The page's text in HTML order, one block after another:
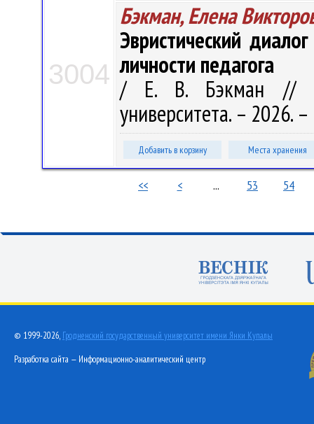
3004
Бэкман, Елена
Эвристический
личности педагога
/ Е. В. Бэкман //
университета. – 2026.
Добавить в корзину Места хранения
<< < ... 53 54
© 1999-2026, Гродненский государственный университет имени Янки Купалы
Разработка сайта — Информационно-аналитический центр